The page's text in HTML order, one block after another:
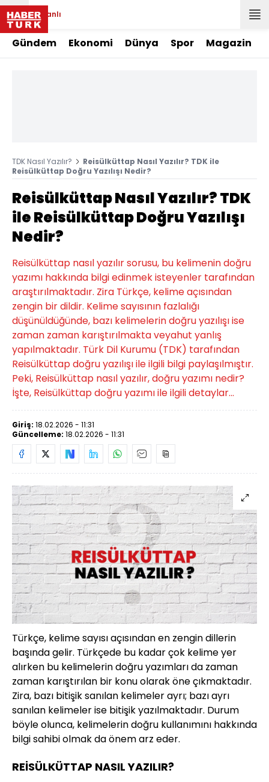
Canlı
Gündem Ekonomi Dünya Spor Magazin
TDK Nasıl Yazılır?
Reisülküttap Nasıl Yazılır? TDK ile
Reisülküttap Doğru Yazılışı Nedir?
Reisülküttap Nasıl Yazılır? TDK
ile Reisülküttap Doğru Yazılışı
Nedir?
Reisülküttap nasıl yazılır sorusu, bu kelimenin doğru
yazımı hakkında bilgi edinmek isteyenler tarafından
araştırılmaktadır. Zira Türkçe, kelime açısından
zengin bir dildir. Kelime sayısının fazlalığı
düşünüldüğünde, bazı kelimelerin doğru yazılışı ise
zaman zaman karıştırılmakta veyahut yanlış
yapılmaktadır. Türk Dil Kurumu (TDK) tarafından
Reisülküttap doğru yazılışı ile ilgili bilgi paylaşılmıştır.
Peki, Reisülküttap nasıl yazılır, doğru yazımı nedir?
İşte, Reisülküttap doğru yazımı ile ilgili detaylar...
Giriş: 18.02.2026 - 11:31
Güncelleme: 18.02.2026 - 11:31
Türkçe, kelime sayısı açısından en zengin dillerin
başında gelir. Türkçede bu kadar çok kelime yer
alırken bu kelimelerin doğru yazımları da zaman
zaman karıştırılan bir konu olarak öne çıkmaktadır.
Zira, bazı bitişik sanılan kelimeler ayrı; bazı ayrı
sanılan kelimeler ise bitişik yazılmaktadır. Durum
böyle olunca, kelimelerin doğru kullanımını hakkında
bilgi sahibi olmak da önem arz eder.
REİSÜLKÜTTAP NASIL YAZILIR?